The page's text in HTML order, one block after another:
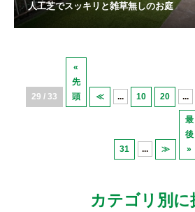
人工芝でスッキリと雑草無しのお庭
29 / 33
«
先
頭
≪ ... 10 20 ...
31 ... ≫
最
後
»
カテゴリ別に